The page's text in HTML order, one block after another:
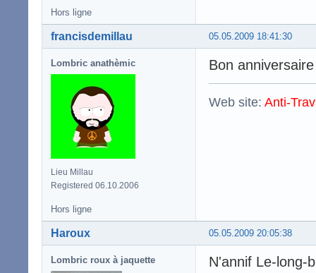
Hors ligne
05.05.2009 18:41:30
francisdemillau
Lombric anathèmic
Lieu Millau
Registered 06.10.2006
Bon
Web site: Anti-
Hors ligne
05.05.2009 20:05:38
Haroux
Lombric roux à jaquette N'annif Le-long-